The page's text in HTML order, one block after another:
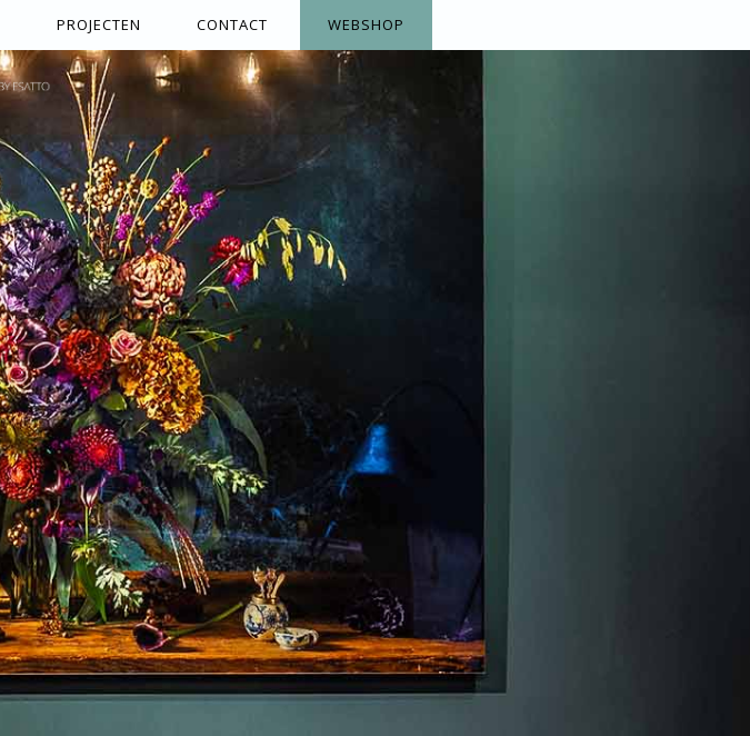
PROJECTEN CONTACT WEBSHOP